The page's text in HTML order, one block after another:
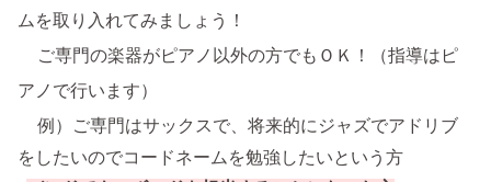
ムを取り入れてみましょう！
ご専門の楽器がピアノ以外の方でもＯＫ！（指導はピ
アノで行います）
例）ご専門はサックスで、将来的にジャズでアドリブ
をしたいのでコードネームを勉強したいという方